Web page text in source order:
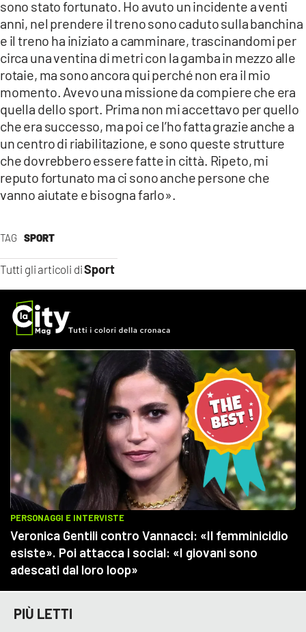
TAG SPORT
Tutti gli articoli diSport
sono stato fortunato. Ho avuto un incidente a venti
anni, nel prendere il treno sono caduto sulla banchina
e il treno ha iniziato a camminare, trascinandomi per
circa una ventina di metri con la gamba in mezzo alle
rotaie, ma sono ancora qui perché non era il mio
momento. Avevo una missione da compiere che era
quella dello sport. Prima non mi accettavo per quello
che era successo, ma poi ce l’ho fatta grazie anche a
un centro di riabilitazione, e sono queste strutture
che dovrebbero essere fatte in città. Ripeto, mi
reputo fortunato ma ci sono anche persone che
vanno aiutate e bisogna farlo».
PIÙ LETTI